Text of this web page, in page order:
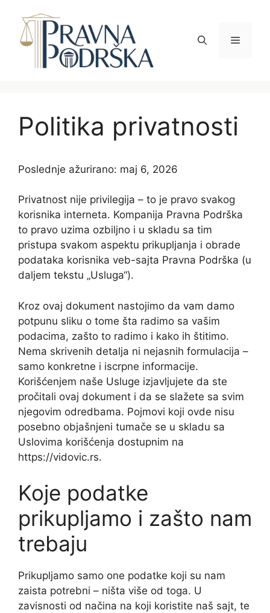
content
Menu
Politika privatnosti
Poslednje ažurirano: maj 6, 2026
Privatnost nije privilegija – to je pravo svakog
korisnika interneta. Kompanija Pravna Podrška
to pravo uzima ozbiljno i u skladu sa tim
pristupa svakom aspektu prikupljanja i obrade
podataka korisnika veb-sajta Pravna Podrška (u
daljem tekstu „Usluga“).
Kroz ovaj dokument nastojimo da vam damo
potpunu sliku o tome šta radimo sa vašim
podacima, zašto to radimo i kako ih štitimo.
Nema skrivenih detalja ni nejasnih formulacija –
samo konkretne i iscrpne informacije.
Korišćenjem naše Usluge izjavljujete da ste
pročitali ovaj dokument i da se slažete sa svim
njegovim odredbama. Pojmovi koji ovde nisu
posebno objašnjeni tumače se u skladu sa
Uslovima korišćenja dostupnim na
https://vidovic.rs.
Koje podatke
prikupljamo i zašto nam
trebaju
Prikupljamo samo one podatke koji su nam
zaista potrebni – ništa više od toga. U
zavisnosti od načina na koji koristite naš sajt, te